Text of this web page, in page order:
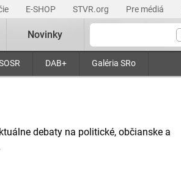
E-SHOP STVR.org Pre médiá
DAB+ Galéria SRo
Novinky
debaty na politické, občianske a